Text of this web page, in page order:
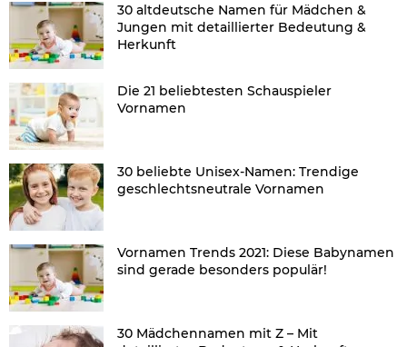
30 altdeutsche Namen für Mädchen &
Jungen mit detaillierter Bedeutung &
Herkunft
Die 21 beliebtesten Schauspieler
Vornamen
30 beliebte Unisex-Namen: Trendige
geschlechtsneutrale Vornamen
Vornamen Trends 2021: Diese Babynamen
sind gerade besonders populär!
30 Mädchennamen mit Z – Mit